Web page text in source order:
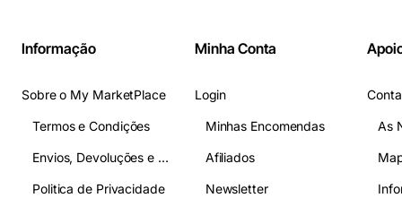
Informação
Sobre o My MarketPlace
Termos e Condições
Envios, Devoluções e Pagamentos
Politica de Privacidade
Minha Conta
Login
Minhas Encomendas
Afiliados
Newsletter
As